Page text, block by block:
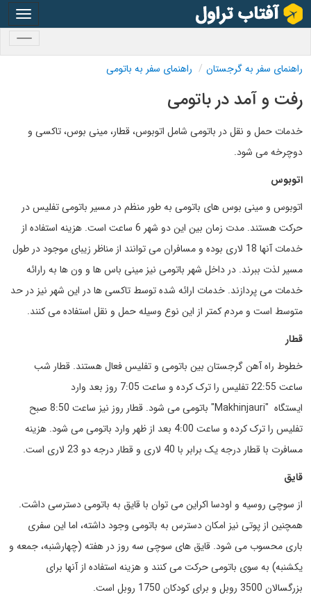
راهنمای سفر به گرجستان راهنمای سفر به باتومی
رفت و آمد در باتومی
خدمات حمل و نقل در باتومی شامل اتوبوس، قطار، مینی بوس، تاکسی و
دوچرخه می شود.
اتوبوس
اتوبوس و مینی بوس های باتومی به طور منظم در مسیر باتومی تفلیس در
حرکت هستند. مدت زمان بین این دو شهر 6 ساعت است. هزینه استفاده از
خدمات آنها 18 لاری بوده و مسافران می توانند از مناظر زیبای موجود در طول
مسیر لذت ببرند. در داخل شهر باتومی نیز مینی باس ها و ون ها به رارائه
خدمات می پردازند. خدمات ارائه شده توسط تاکسی ها در این شهر نیز در حد
متوسط است و مردم کمتر از این نوع وسیله حمل و نقل استفاده می کنند.
قطار
خطوط راه آهن گرجستان بین باتومی و تفلیس فعال هستند. قطار شب
ساعت 22:55 تفلیس را ترک کرده و ساعت 7:05 روز بعد وارد
ایستگاه "Makhinjauri" باتومی می شود. قطار روز نیز ساعت 8:50 صبح
تفلیس را ترک کرده و ساعت 4:00 بعد از ظهر وارد باتومی می شود. هزینه
مسافرت با قطار درجه یک برابر با 40 لاری و قطار درجه دو 23 لاری است.
قایق
از سوچی روسیه و اودسا اکراین می توان با قایق به باتومی دسترسی داشت.
همچنین از پوتی نیز امکان دسترس به باتومی وجود داشته، اما این سفری
باری محسوب می شود. قایق های سوچی سه روز در هفته (چهارشنبه، جمعه و
یکشنبه) به سوی باتومی حرکت می کنند و هزینه استفاده از آنها برای
بزرگسالان 3500 روبل و برای کودکان 1750 روبل است.